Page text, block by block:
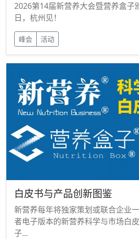
2026第14届新营养大会暨营养盒子
日，杭州见！
峰会 活动
白皮书与产品创新图鉴
新营养每年将独家策划或联合企业
者电子版本的新营养科学与市场白
子...